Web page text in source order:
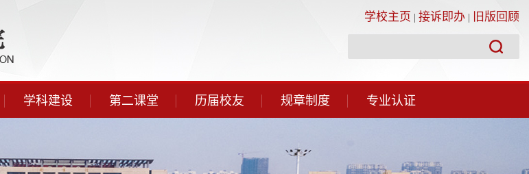
学校主页 接诉即办 旧版回顾
学科建设 第二课堂 历届校友 规章制度 专业认证